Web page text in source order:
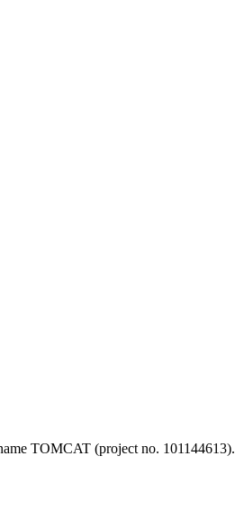
TOMCAT (project no. 101144613).